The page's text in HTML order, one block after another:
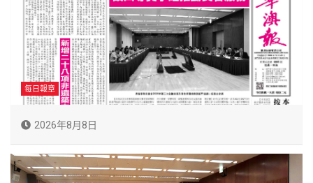
每日報章
2026年8月8日